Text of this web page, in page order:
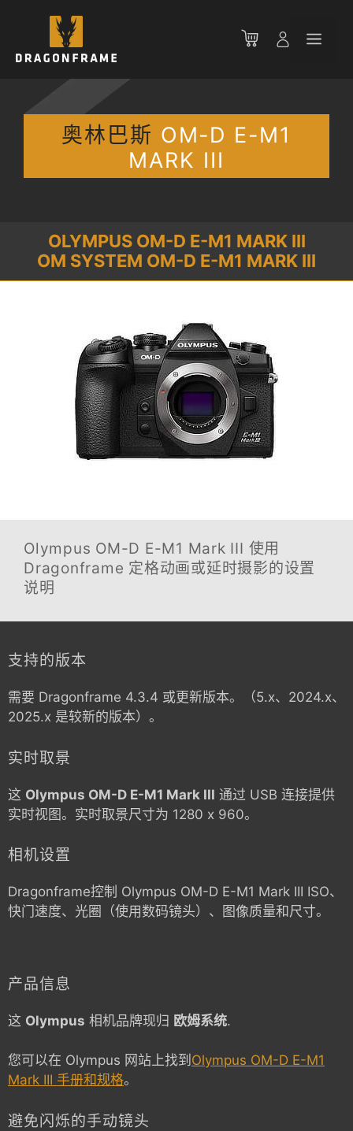
菜
奥林巴斯 OM-D E-M1
MARK III
OLYMPUS OM-D E-M1 MARK III
OM SYSTEM OM-D E-M1 MARK III
Olympus OM-D E-M1 Mark III 使用
Dragonframe 定格动画或延时摄影的设置
说明
支持的版本
需要 Dragonframe 4.3.4 或更新版本。（5.x、2024.x、
2025.x 是较新的版本）。
实时取景
这 Olympus OM-D E-M1 Mark III 通过 USB 连接提供
实时视图。实时取景尺寸为 1280 x 960。
相机设置
Dragonframe控制 Olympus OM-D E-M1 Mark III ISO、
快门速度、光圈（使用数码镜头）、图像质量和尺寸。
产品信息
这 Olympus 相机品牌现归 欧姆系统.
您可以在 Olympus 网站上找到 Olympus OM-D E-M1
Mark III 手册和规格。
避免闪烁的手动镜头